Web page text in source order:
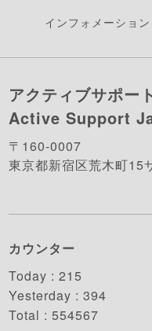
インフォメーション
アクティブサポー
Active Support
〒160-0007
東京都新宿区荒木町15
カウンター
Today :215
Yesterday :394
Total :554567